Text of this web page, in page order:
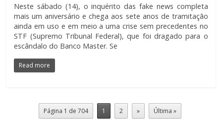
Neste sábado (14), o inquérito das fake news completa
mais um aniversário e chega aos sete anos de tramitação
ainda em uso e em meio a uma crise sem precedentes no
STF (Supremo Tribunal Federal), que foi dragado para o
escândalo do Banco Master. Se
Read more
Página 1 de 704 1 2 » Última »